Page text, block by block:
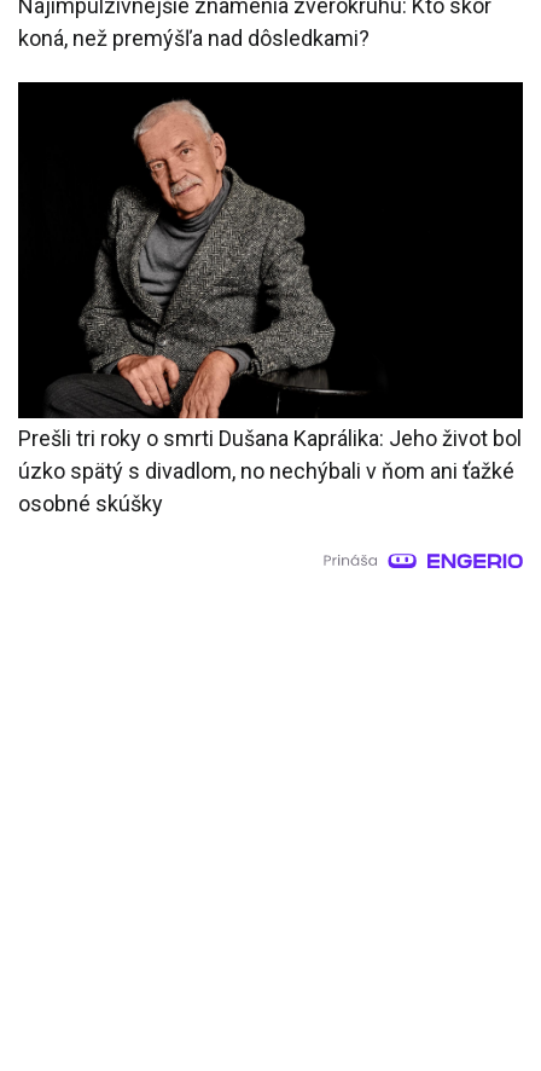
Najimpulzívnejšie znamenia zverokruhu: Kto skôr
koná, než premýšľa nad dôsledkami?
Prešli tri roky o smrti Dušana Kaprálika: Jeho život bol
úzko spätý s divadlom, no nechýbali v ňom ani ťažké
osobné skúšky